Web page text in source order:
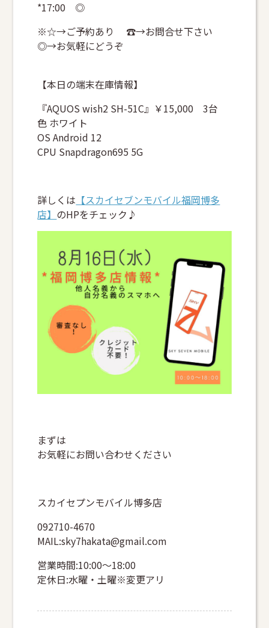
*17:00 ◎
※☆→ご予約あり ☎→お問合せ下さい
◎→お気軽にどうぞ
【本日の端末在庫情報】
『AQUOS wish2 SH-51C』￥15,000 3台
色 ホワイト
OS Android 12
CPU Snapdragon695 5G
詳しくは 【スカイセブンモバイル福岡博多
店】 のHPをチェック♪
まずは
お気軽にお問い合わせください
スカイセプンモバイル博多店
092710-4670
MAIL:sky7hakata@gmail.com
営業時間:10:00～18:00
定休日:水曜・土曜※変更アリ